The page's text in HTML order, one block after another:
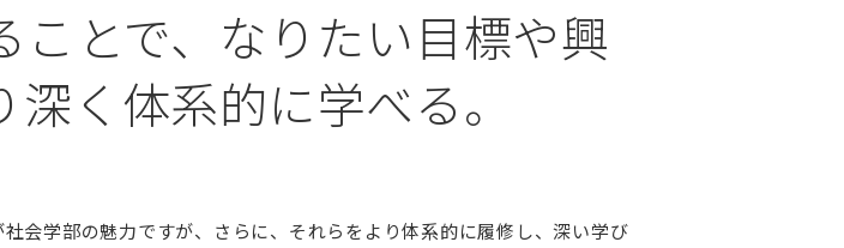
ことで、なりたい目標や興
く体系的に学べる。
会学部の魅力ですが、さらに、それらをより体系的に履修し、深い学び